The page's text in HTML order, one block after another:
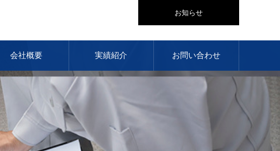
お知らせ
会社概要 実績紹介 お問い合わせ